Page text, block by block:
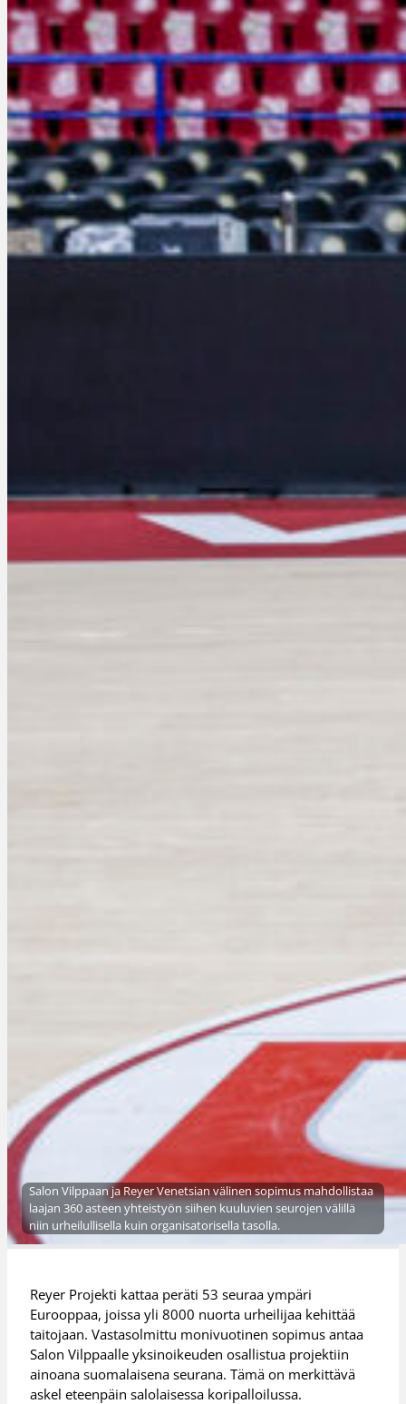
Salon Vilppaan ja Reyer Venetsian välinen sopimus mahdollistaa
laajan 360 asteen yhteistyön siihen kuuluvien seurojen välillä
niin urheilullisella kuin organisatorisella tasolla.
Reyer Projekti kattaa peräti 53 seuraa ympäri
Eurooppaa, joissa yli 8000 nuorta urheilijaa kehittää
taitojaan. Vastasolmittu monivuotinen sopimus antaa
Salon Vilppaalle yksinoikeuden osallistua projektiin
ainoana suomalaisena seurana. Tämä on merkittävä
askel eteenpäin salolaisessa koripalloilussa.